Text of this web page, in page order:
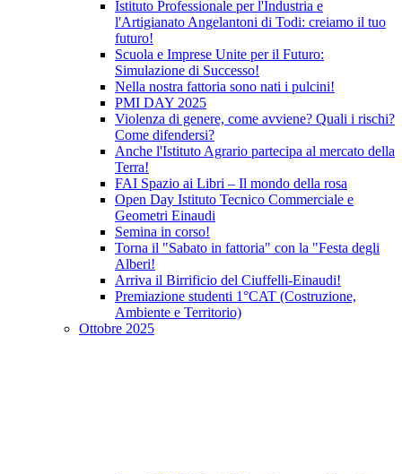
Istituto Professionale per l'Industria e
l'Artigianato Angelantoni di Todi: creiamo il tuo
futuro!
Scuola e Imprese Unite per il Futuro:
Simulazione di Successo!
Nella nostra fattoria sono nati i pulcini!
PMI DAY 2025
Violenza di genere, come avviene? Quali i rischi?
Come difendersi?
Anche l'Istituto Agrario partecipa al mercato della
Terra!
FAI Spazio ai Libri – Il mondo della rosa
Open Day Istituto Tecnico Commerciale e
Geometri Einaudi
Semina in corso!
Torna il "Sabato in fattoria" con la "Festa degli
Alberi!
Arriva il Birrificio del Ciuffelli-Einaudi!
Premiazione studenti 1°CAT (Costruzione,
Ambiente e Territorio)
Ottobre 2025